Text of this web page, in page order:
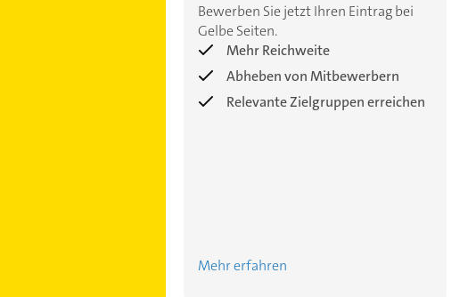
Bewerben Sie jetzt Ihren Eintrag bei
Gelbe Seiten.
Mehr Reichweite
Abheben von Mitbewerbern
Relevante Zielgruppen erreichen
Mehr erfahren